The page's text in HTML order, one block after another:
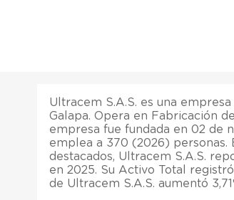
Ultracem S.A.S. es una
Galapa. Opera en Fabricación
empresa fue fundada en 02 de
emplea a 370 (2026) personas.
destacados, Ultracem S.A.S.
en 2025. Su Activo Total
de Ultracem S.A.S. aumentó